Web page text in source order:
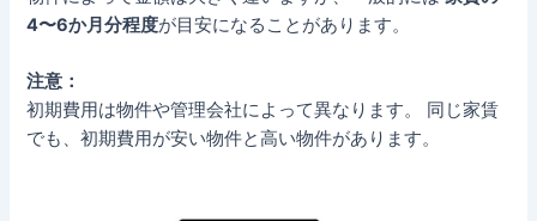
4〜6か月分程度が目安になることがあります。
注意：
初期費用は物件や管理会社によって異なります。 同じ家賃
でも、初期費用が安い物件と高い物件があります。